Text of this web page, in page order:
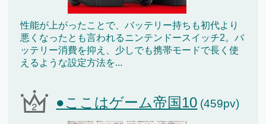
性能が上がったことで、バッテリー持ちも初代より
悪くなったとも言われるニンテンドースイッチ2。バ
ッテリー消費を抑え、少しでも携帯モードで長く使
えるような設定方法を...
●ここはゲーム帝国10 (459pv)